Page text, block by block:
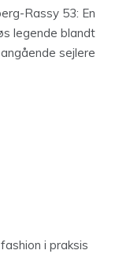
Rassy 53: En
legende blandt
sejlere
i praksis